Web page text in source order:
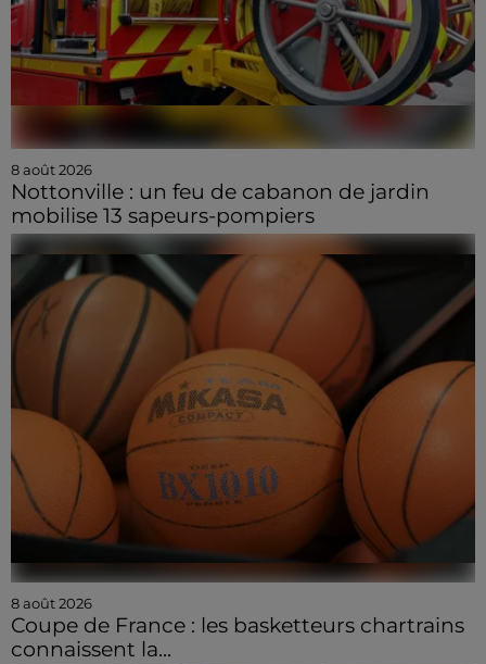
8 août 2026
Nottonville : un feu de cabanon de jardin
mobilise 13 sapeurs-pompiers
8 août 2026
Coupe de France : les basketteurs chartrains
connaissent la...